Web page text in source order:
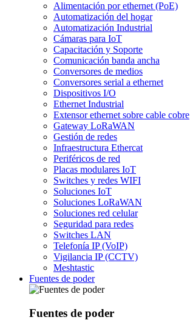
Alimentación por ethernet (PoE)
Automatización del hogar
Automatización Industrial
Cámaras para IoT
Capacitación y Soporte
Comunicación banda ancha
Conversores de medios
Conversores serial a ethernet
Dispositivos I/O
Ethernet Industrial
Extensor ethernet sobre cable cobre
Gateway LoRaWAN
Gestión de redes
Infraestructura Ethercat
Periféricos de red
Placas modulares IoT
Switches y redes WIFI
Soluciones IoT
Soluciones LoRaWAN
Soluciones red celular
Seguridad para redes
Switches LAN
Telefonía IP (VoIP)
Vigilancia IP (CCTV)
Meshtastic
Fuentes de poder
Fuentes de poder